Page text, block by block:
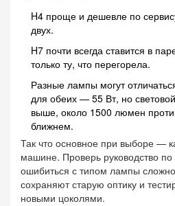
H4 проще и дешевле по
двух.
H7 почти всегда ставится в
только ту, что перегорела.
Разные лампы могут
для обеих — 55 Вт, но световой
выше, около 1500 люмен
ближнем.
Так что основное при выборе —
машине. Проверь руководство
ошибиться с типом лампы
сохраняют старую оптику и
новыми цоколями.